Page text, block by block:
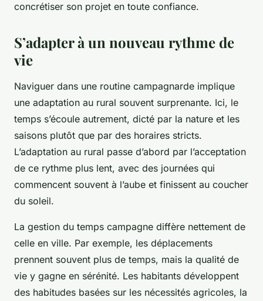
concrétiser son projet en toute confiance.
S’adapter à un nouveau rythme de
vie
Naviguer dans une routine campagnarde implique
une adaptation au rural souvent surprenante. Ici, le
temps s’écoule autrement, dicté par la nature et les
saisons plutôt que par des horaires stricts.
L’adaptation au rural passe d’abord par l’acceptation
de ce rythme plus lent, avec des journées qui
commencent souvent à l’aube et finissent au coucher
du soleil.
La gestion du temps campagne diffère nettement de
celle en ville. Par exemple, les déplacements
prennent souvent plus de temps, mais la qualité de
vie y gagne en sérénité. Les habitants développent
des habitudes basées sur les nécessités agricoles, la